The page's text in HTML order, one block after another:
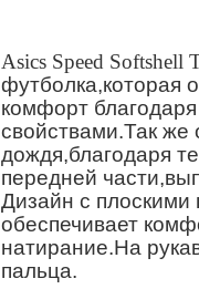
Asics Speed Softshell
футболка,которая
комфорт
свойствами.Так
дождя,благодаря
передней
Дизайн с
обеспечивает
натирание.На
пальца.